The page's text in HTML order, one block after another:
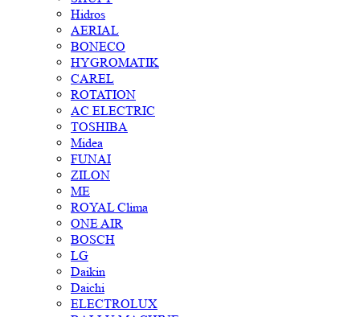
Hidros
AERIAL
BONECO
HYGROMATIK
CAREL
ROTATION
AC ELECTRIC
TOSHIBA
Midea
FUNAI
ZILON
ME
ROYAL Clima
ONE AIR
BOSCH
LG
Daikin
Daichi
ELECTROLUX